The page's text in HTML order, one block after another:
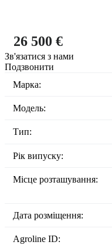
26 500 €
Зв'язатися з нами
Подзвонити
Марка:
Модель:
Тип:
Рік випуску:
Місце розташування:
Дата розміщення:
Agroline ID: